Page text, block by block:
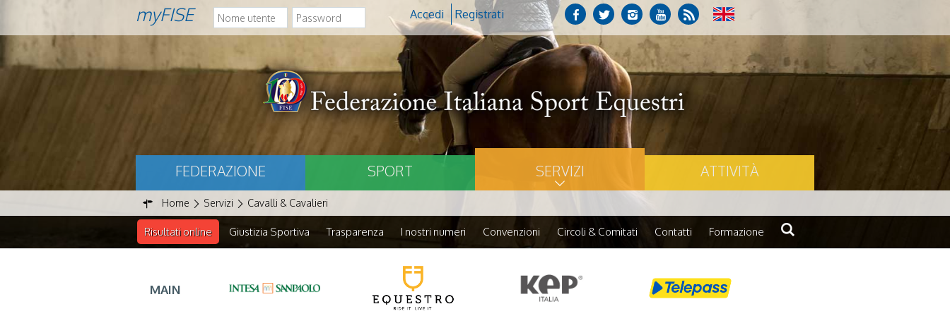
myFISE Accedi Registrati
FEDERAZIONE SPORT SERVIZI ATTIVITÀ
Home Servizi Cavalli & Cavalieri
Risultati online Giustizia Sportiva Trasparenza I nostri numeri Convenzioni Circoli & Comitati Contatti Formazione
MAIN